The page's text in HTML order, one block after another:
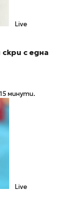
Live
с една
минути.
Live